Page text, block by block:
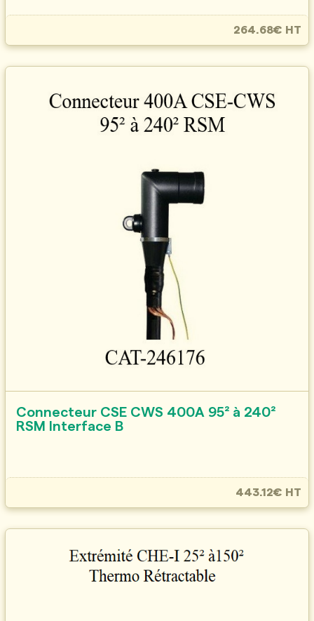
264.68€ HT
Connecteur CSE CWS 400A 95² à 240²
RSM Interface B
443.12€ HT